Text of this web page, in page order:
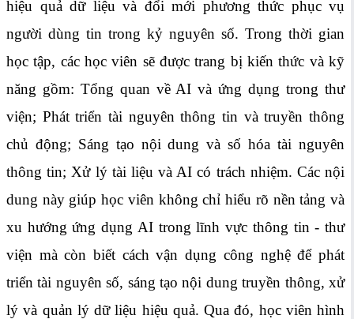
hiệu quả dữ liệu và đổi mới phương thức phục vụ
người dùng tin trong kỷ nguyên số. Trong thời gian
học tập, các học viên sẽ được trang bị kiến thức và kỹ
năng gồm: Tổng quan về AI và ứng dụng trong thư
viện; Phát triển tài nguyên thông tin và truyền thông
chủ động; Sáng tạo nội dung và số hóa tài nguyên
thông tin; Xử lý tài liệu và AI có trách nhiệm. Các nội
dung này giúp học viên không chỉ hiểu rõ nền tảng và
xu hướng ứng dụng AI trong lĩnh vực thông tin - thư
viện mà còn biết cách vận dụng công nghệ để phát
triển tài nguyên số, sáng tạo nội dung truyền thông, xử
lý và quản lý dữ liệu hiệu quả. Qua đó, học viên hình